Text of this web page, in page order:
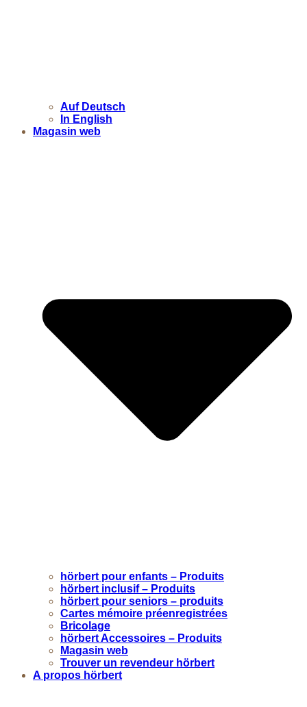
Auf Deutsch
In English
Magasin web
hörbert pour enfants – Produits
hörbert inclusif – Produits
hörbert pour seniors – produits
Cartes mémoire préenregistrées
Bricolage
hörbert Accessoires – Produits
Magasin web
Trouver un revendeur hörbert
A propos hörbert